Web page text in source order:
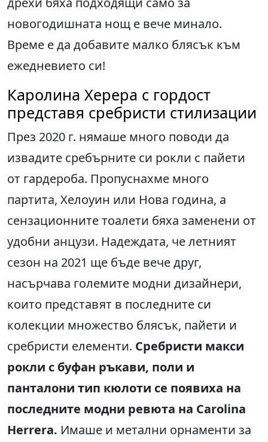
новогодишната нощ е вече минало.
Време е да добавите малко блясък към
ежедневието си!
Каролина Херера с гордост
представя сребристи стилизации
През 2020 г. нямаше много поводи да
извадите сребърните си рокли с пайети
от гардероба. Пропуснахме много
партита, Хелоуин или Нова година, а
сензационните тоалети бяха заменени от
удобни анцузи. Надеждата, че летният
сезон на 2021 ще бъде вече друг,
насърчава големите модни дизайнери,
които представят в последните си
колекции множество блясък, пайети и
сребристи елементи. Сребристи макси
рокли с буфан ръкави, поли и
панталони тип кюлоти се появиха на
последните модни ревюта на Carolina
Herrera. Имаше и метални орнаменти за